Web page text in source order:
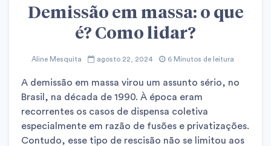
Demissão em massa: o que
é? Como lidar?
Aline Mesquita agosto 22, 2024 6 Minutos de leitura
A demissão em massa virou um assunto sério, no
Brasil, na década de 1990. À época eram
recorrentes os casos de dispensa coletiva
especialmente em razão de fusões e privatizações.
Contudo, esse tipo de rescisão não se limitou aos